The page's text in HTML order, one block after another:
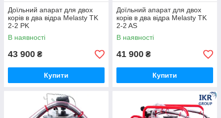
Доїльний апарат для двох
корів в два відра Melasty TK
2-2 PK
В наявності
43 900 ₴
Купити
Доїльний апарат для двох
корів в два відра Melasty TK
2-2 AS
В наявності
41 900 ₴
Купити